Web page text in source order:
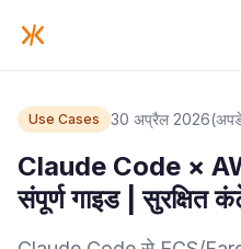
Use Cases 30 अप्रैल 2026
Claude Code ×
संपूर्ण गाइड | सुरक्षित